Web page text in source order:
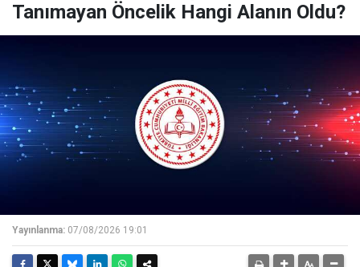
Tanımayan Öncelik Hangi Alanın Oldu?
Yayınlanma: 07/08/2026 19:01